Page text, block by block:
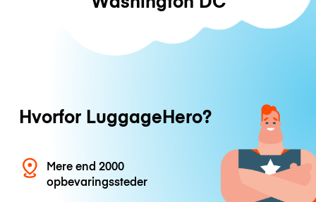
Hvorfor LuggageHero?
Mere end 2000
opbevaringssteder